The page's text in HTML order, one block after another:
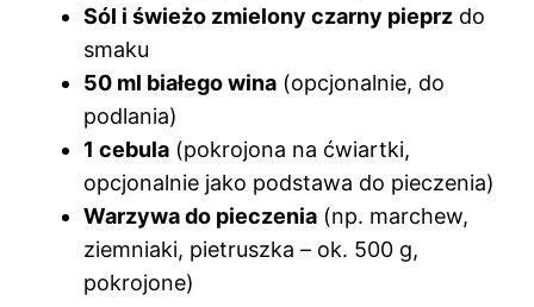
Sól i świeżo zmielony czarny pieprz do
smaku
50 ml białego wina (opcjonalnie, do
podlania)
1 cebula (pokrojona na ćwiartki,
opcjonalnie jako podstawa do pieczenia)
Warzywa do pieczenia (np. marchew,
ziemniaki, pietruszka – ok. 500 g,
pokrojone)